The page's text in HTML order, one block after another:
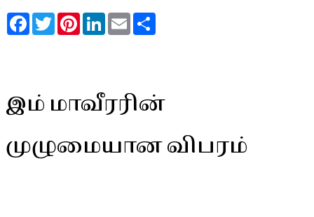
FacebookTwitterPinterestLinkedInEmail
இம் மாவீரரின்
முழுமையான விபரம்